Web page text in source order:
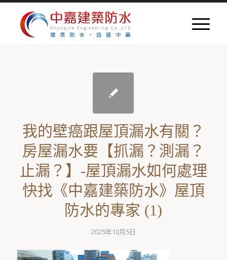
我的壁癌跟屋頂漏水有關？
房屋漏水要【抓漏？測漏？
止漏？】-屋頂漏水如何處理
快找《中嘉建築防水》屋頂
防水的專家 (1)
2025年10月5日